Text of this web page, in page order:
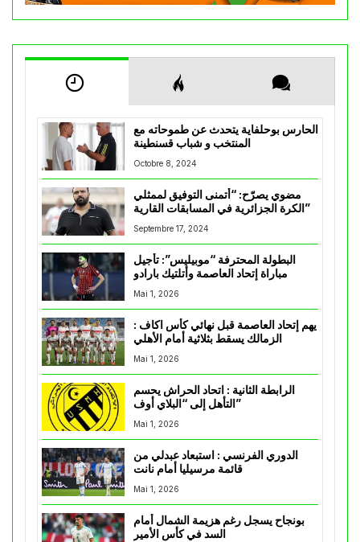
الحارس بوحلفاية يتحدث عن طموحاته مع
المنتخب و شباب قسنطينة
Octobre 8, 2024
مضوي يصرّح: “أتمنى التوفيق لممثلي
الكرة الجزائرية في المسابقات القارية”
Septembre 17, 2024
البطولة المحترفة “موبيليس”: تأجيل
مباراة إتحاد العاصمة وأتلتيك بارادو
Mai 1, 2026
يهم إتحاد العاصمة قبل نهائي كأس اكاف :
Mai 1, 2026
الرابطة الثانية : اتحاد الحراش يحسم
التأهل إلى “البلاي أوف”
Mai 1, 2026
الدوري الفرنسي : استبعاد عبدلي من
قائمة مرسيليا أمام نانت
Mai 1, 2026
بونجاح يسجل رغم هزيمة الشمال أمام
السد في كأس الأمير